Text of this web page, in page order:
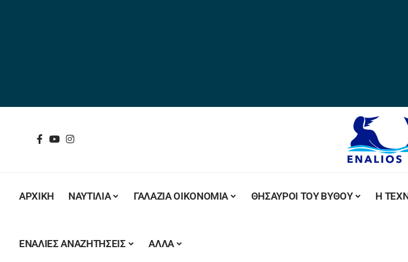
ΑΡΧΙΚΗ ΝΑΥΤΙΛΙΑ ΓΑΛΑΖΙΑ ΟΙΚΟΝΟΜΙΑ ΘΗΣΑΥΡΟΙ ΤΟΥ ΒΥΘΟΥ Η
ΕΝΑΛΙΕΣ ΑΝΑΖΗΤΗΣΕΙΣ ΑΛΛΑ